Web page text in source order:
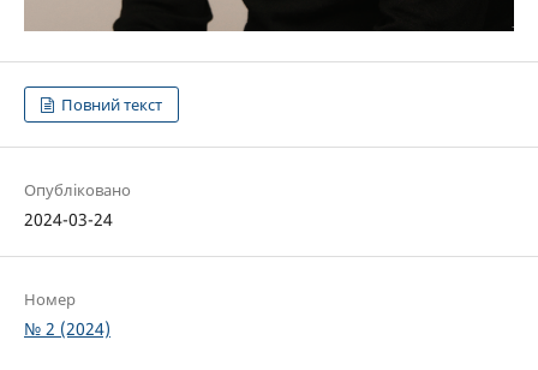
Повний текст
Опубліковано
2024-03-24
Номер
№ 2 (2024)